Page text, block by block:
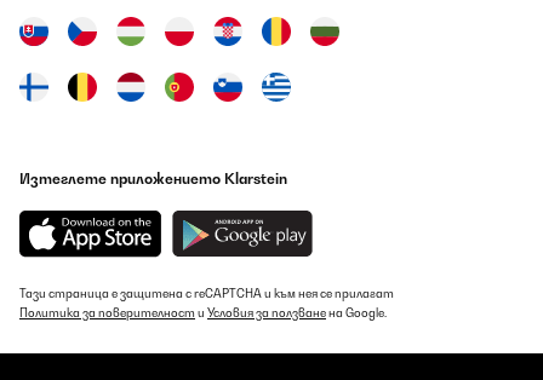
Изтеглете приложението Klarstein
Тази страница е защитена с reCAPTCHA и към нея се прилагат
Политика за поверителност и Условия за ползванена Google.